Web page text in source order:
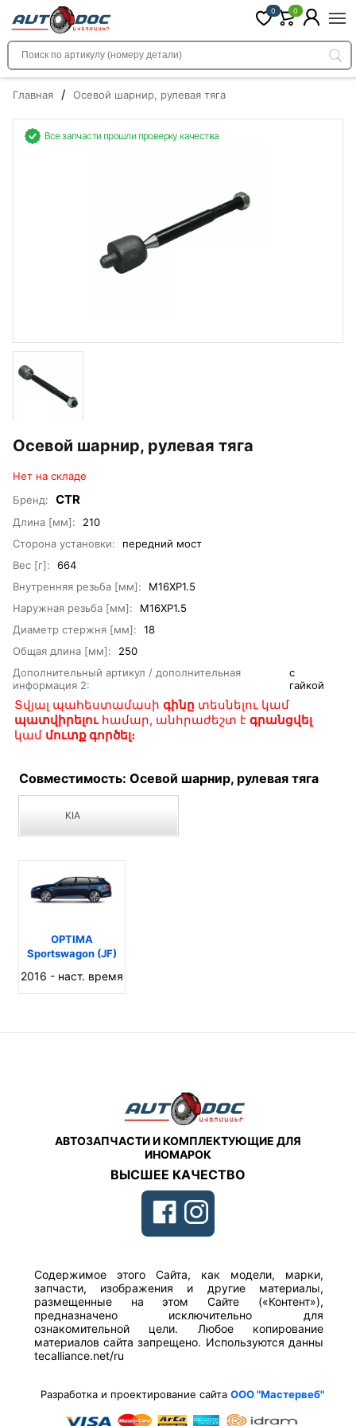
0 0
Главная / Осевой шарнир, рулевая тяга
Все запчасти прошли проверку качества
Осевой шарнир, рулевая тяга
Нет на складе
Бренд:
CTR
Длина [мм]:
210
Сторона установки:
передний мост
Вес [г]:
664
Внутренняя резьба [мм]:
M16XP1.5
Наружная резьба [мм]:
M16XP1.5
Диаметр стержня [мм]:
18
Общая длина [мм]:
250
Дополнительный артикул / дополнительная
информация 2:
с
гайкой
Տվյալ պահեստամասի գինը տեսնելու կամ
պատվիրելուհամար, անհրաժեշտ է գրանցվել
կամ մուտք գործել։
Совместимость: Осевой шарнир, рулевая тяга
KIA
OPTIMA
Sportswagon (JF)
2016 - наст. время
АВТОЗАПЧАСТИ И КОМПЛЕКТУЮЩИЕ ДЛЯ
ИНОМАРОК
ВЫСШЕЕ КАЧЕСТВО
Содержимое этого Сайта, как модели, марки,
запчасти, изображения и другие материалы,
размещенные на этом Сайте («Контент»),
предназначено исключительно для
ознакомительной цели. Любое копирование
материалов сайта запрещено. Используются данны
tecalliance.net/ru
Разработка и проектирование сайтаООО "Мастервеб"